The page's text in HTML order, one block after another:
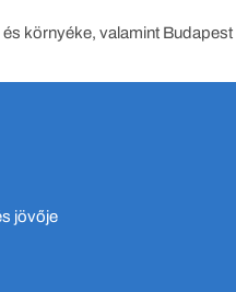
és környéke, valamint Budapest
jövője